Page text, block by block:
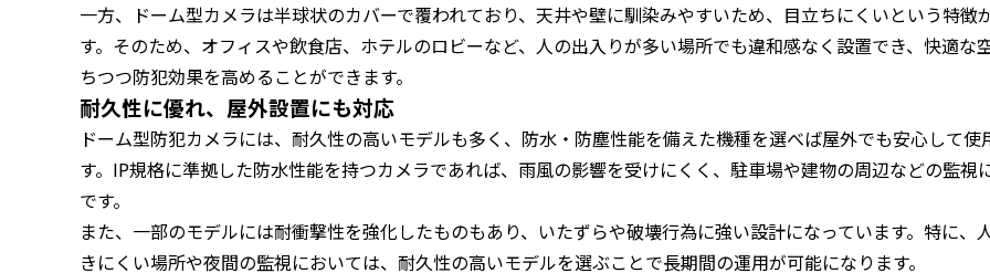
一方、ドーム型カメラは半球状のカバーで覆われており、天井や壁に馴染みやすいため、目立ちにくいという特徴
す。そのため、オフィスや飲食店、ホテルのロビーなど、人の出入りが多い場所でも違和感なく設置でき、快適な
ちつつ防犯効果を高めることができます。
耐久性に優れ、屋外設置にも対応
ドーム型防犯カメラには、耐久性の高いモデルも多く、防水・防塵性能を備えた機種を選べば屋外でも安心して使
す。IP規格に準拠した防水性能を持つカメラであれば、雨風の影響を受けにくく、駐車場や建物の周辺などの監視
です。
また、一部のモデルには耐衝撃性を強化したものもあり、いたずらや破壊行為に強い設計になっています。特に、
きにくい場所や夜間の監視においては、耐久性の高いモデルを選ぶことで長期間の運用が可能になります。